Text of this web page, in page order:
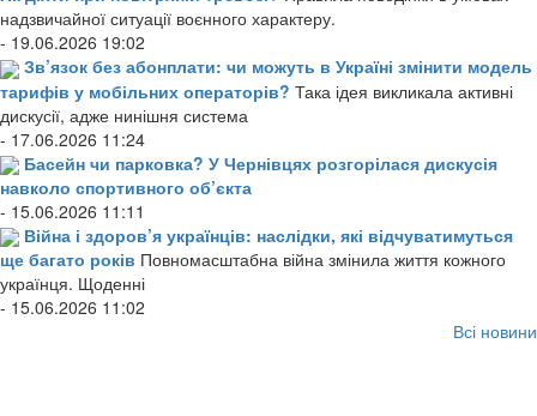
надзвичайної ситуації воєнного характеру.
- 19.06.2026 19:02
Зв’язок без абонплати: чи можуть в Україні змінити модель
тарифів у мобільних операторів? Така ідея викликала активні
дискусії, адже нинішня система
- 17.06.2026 11:24
Басейн чи парковка? У Чернівцях розгорілася дискусія
навколо спортивного об’єкта
- 15.06.2026 11:11
Війна і здоров’я українців: наслідки, які відчуватимуться
ще багато років Повномасштабна війна змінила життя кожного
українця. Щоденні
- 15.06.2026 11:02
Всі новини